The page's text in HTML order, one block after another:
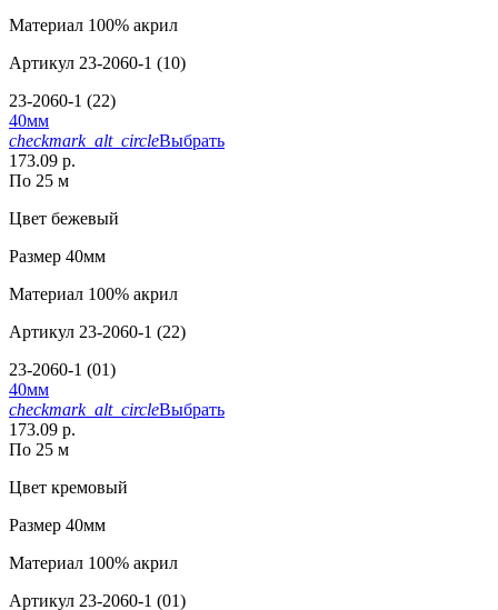
Материал 100% акрил
Артикул 23-2060-1 (10)
23-2060-1 (22)
40мм
checkmark_alt_circleВыбрать
173.09 р.
По 25 м
Цвет бежевый
Размер 40мм
Материал 100% акрил
Артикул 23-2060-1 (22)
23-2060-1 (01)
40мм
checkmark_alt_circleВыбрать
173.09 р.
По 25 м
Цвет кремовый
Размер 40мм
Материал 100% акрил
Артикул 23-2060-1 (01)